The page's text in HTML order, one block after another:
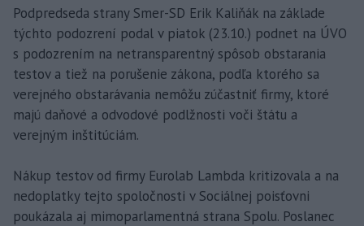
Podpredseda strany Smer-SD Erik Kaliňák na základe
týchto podozrení podal v piatok (23.10.) podnet na ÚVO
s podozrením na netransparentný spôsob obstarania
testov a tiež na porušenie zákona, podľa ktorého sa
verejného obstarávania nemôžu zúčastniť firmy, ktoré
majú daňové a odvodové podlžnosti voči štátu a
verejným inštitúciám.
Nákup testov od firmy Eurolab Lambda kritizovala a na
nedoplatky tejto spoločnosti v Sociálnej poisťovni
poukázala aj mimoparlamentná strana Spolu. Poslanec